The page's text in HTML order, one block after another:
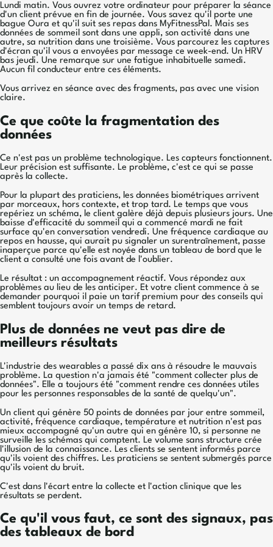
Lundi matin. Vous ouvrez votre ordinateur pour préparer la séance
d'un client prévue en fin de journée. Vous savez qu'il porte une
bague Oura et qu'il suit ses repas dans MyFitnessPal. Mais ses
données de sommeil sont dans une appli, son activité dans une
autre, sa nutrition dans une troisième. Vous parcourez les captures
d'écran qu'il vous a envoyées par message ce week-end. Un HRV
bas jeudi. Une remarque sur une fatigue inhabituelle samedi.
Aucun fil conducteur entre ces éléments.
Vous arrivez en séance avec des fragments, pas avec une vision
claire.
Ce que coûte la fragmentation des
données
Ce n'est pas un problème technologique. Les capteurs fonctionnent.
Leur précision est suffisante. Le problème, c'est ce qui se passe
après la collecte.
Pour la plupart des praticiens, les données biométriques arrivent
par morceaux, hors contexte, et trop tard. Le temps que vous
repériez un schéma, le client galère déjà depuis plusieurs jours. Une
baisse d'efficacité du sommeil qui a commencé mardi ne fait
surface qu'en conversation vendredi. Une fréquence cardiaque au
repos en hausse, qui aurait pu signaler un surentraînement, passe
inaperçue parce qu'elle est noyée dans un tableau de bord que le
client a consulté une fois avant de l'oublier.
Le résultat : un accompagnement réactif. Vous répondez aux
problèmes au lieu de les anticiper. Et votre client commence à se
demander pourquoi il paie un tarif premium pour des conseils qui
semblent toujours avoir un temps de retard.
Plus de données ne veut pas dire de
meilleurs résultats
L'industrie des wearables a passé dix ans à résoudre le mauvais
problème. La question n'a jamais été "comment collecter plus de
données". Elle a toujours été "comment rendre ces données utiles
pour les personnes responsables de la santé de quelqu'un".
Un client qui génère 50 points de données par jour entre sommeil,
activité, fréquence cardiaque, température et nutrition n'est pas
mieux accompagné qu'un autre qui en génère 10, si personne ne
surveille les schémas qui comptent. Le volume sans structure crée
l'illusion de la connaissance. Les clients se sentent informés parce
qu'ils voient des chiffres. Les praticiens se sentent submergés parce
qu'ils voient du bruit.
C'est dans l'écart entre la collecte et l'action clinique que les
résultats se perdent.
Ce qu'il vous faut, ce sont des signaux, pas
des tableaux de bord